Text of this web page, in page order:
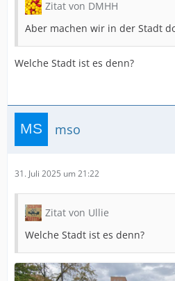
Zitat von DMHH
Aber machen wir in der Stadt
Welche Stadt ist es denn?
mso
31. Juli 2025 um 21:22
Zitat von Ullie
Welche Stadt ist es denn?